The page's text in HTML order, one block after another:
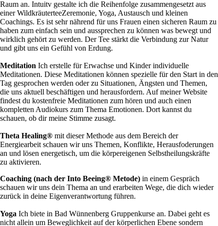
Raum an. Intuitv gestalte ich die Reihenfolge zusammengesetzt aus
einer WildkräuterteeZeremonie, Yoga, Austausch und kleinen
Coachings. Es ist sehr nährend für uns Frauen einen sicheren Raum zu
haben zum einfach sein und aussprechen zu können was bewegt und
wirklich gehört zu werden. Der Tee stärkt die Verbindung zur Natur
und gibt uns ein Gefühl von Erdung.
Meditation Ich erstelle für Erwachse und Kinder individuelle
Meditationen. Diese Meditationen können spezielle für den Start in den
Tag gesprochen werden oder zu Situationen, Ängsten und Themen,
die uns aktuell beschäftigen und herausfordern. Auf meiner Website
findest du kostenfreie Meditationen zum hören und auch einen
kompletten Audiokurs zum Thema Emotionen. Dort kannst du
schauen, ob dir meine Stimme zusagt.
Theta Healing® mit dieser Methode aus dem Bereich der
Energiearbeit schauen wir uns Themen, Konflikte, Herausfoderungen
an und lösen energetisch, um die körpereigenen Selbstheilungskräfte
zu aktivieren.
Coaching (nach der Into Beeing® Metode) in einem Gespräch
schauen wir uns dein Thema an und erarbeiten Wege, die dich wieder
zurück in deine Eigenverantwortung führen.
Yoga Ich biete in Bad Wünnenberg Gruppenkurse an. Dabei geht es
nicht allein um Beweglichkeit auf der körperlichen Ebene sondern